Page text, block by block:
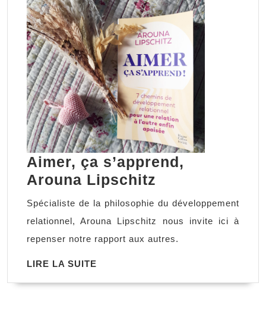
Aimer, ça s’apprend,
Arouna Lipschitz
ça
s’apprend,
Arouna
Spécialiste de la philosophie du développement
relationnel, Arouna Lipschitz nous invite ici à
repenser notre rapport aux autres.
LIRE LA SUITE